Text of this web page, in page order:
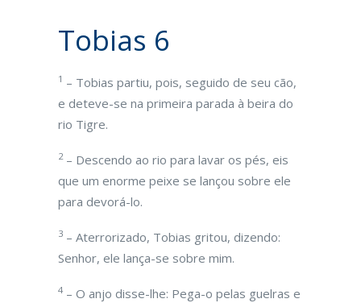
Tobias 6
1 – Tobias partiu, pois, seguido de seu cão,
e deteve-se na primeira parada à beira do
rio Tigre.
2– Descendo ao rio para lavar os pés, eis
que um enorme peixe se lançou sobre ele
para devorá-lo.
3 – Aterrorizado, Tobias gritou, dizendo:
Senhor, ele lança-se sobre mim.
4 – O anjo disse-lhe: Pega-o pelas guelras e